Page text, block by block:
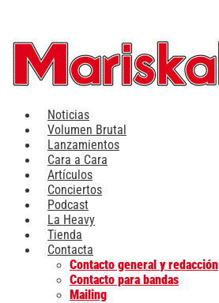
contenido
Noticias
Volumen Brutal
Lanzamientos
Cara a Cara
Artículos
Conciertos
Podcast
La Heavy
Tienda
Contacta
Contacto general y redacción
Contacto para bandas
Mailing